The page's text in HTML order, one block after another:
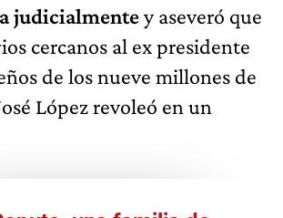
judicialmentey aseveró que
cercanos al ex presidente
de los nueve millones de
López revoleó en un